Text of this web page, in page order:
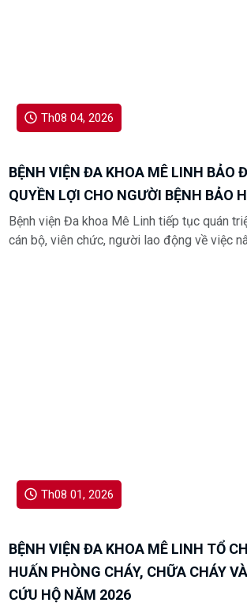
Th08 04, 2026
BỆNH VIỆN ĐA KHOA MÊ LINH BẢO
QUYỀN LỢI CHO NGƯỜI BỆNH BẢO
Bệnh viện Đa khoa Mê Linh tiếp tục quán
cán bộ, viên chức, người lao động về việc
Th08 01, 2026
BỆNH VIỆN ĐA KHOA MÊ LINH TỔ
HUẤN PHÒNG CHÁY, CHỮA CHÁY
CỨU HỘ NĂM 2026